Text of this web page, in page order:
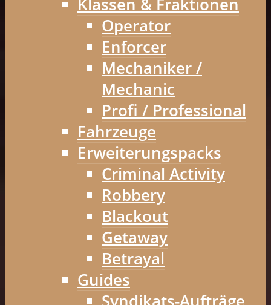
Klassen & Fraktionen
Operator
Enforcer
Mechaniker /
Mechanic
Profi / Professional
Fahrzeuge
Erweiterungspacks
Criminal Activity
Robbery
Blackout
Getaway
Betrayal
Guides